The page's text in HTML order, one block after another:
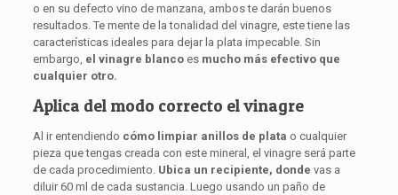
o en su defecto vino de manzana, ambos te darán buenos
resultados. Te mente de la tonalidad del vinagre, este tiene las
características ideales para dejar la plata impecable. Sin
embargo, el vinagre blanco esmucho más efectivo que
cualquier otro.
Aplica del modo correcto el vinagre
Al ir entendiendo cómo limpiar anillos de plata o cualquier
pieza que tengas creada con este mineral, el vinagre será parte
de cada procedimiento. Ubica un recipiente, donde vas a
diluir 60 ml de cada sustancia. Luego usando un paño de